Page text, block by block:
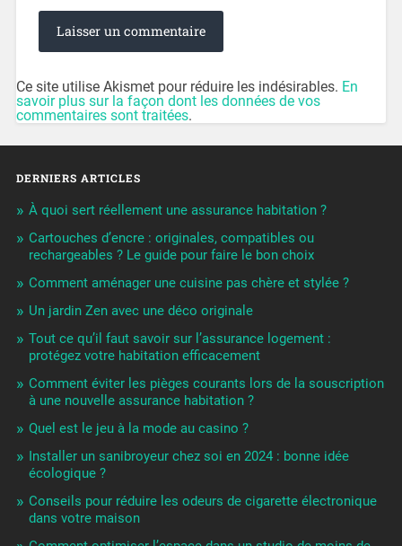
Ce site utilise Akismet pour réduire les indésirables. En
savoir plus sur la façon dont les données de vos
commentaires sont traitées.
DERNIERS ARTICLES
À quoi sert réellement une assurance habitation ?
Cartouches d’encre : originales, compatibles ou
rechargeables ? Le guide pour faire le bon choix
Comment aménager une cuisine pas chère et stylée ?
Un jardin Zen avec une déco originale
Tout ce qu’il faut savoir sur l’assurance logement :
protégez votre habitation efficacement
Comment éviter les pièges courants lors de la souscription
à une nouvelle assurance habitation ?
Quel est le jeu à la mode au casino ?
Installer un sanibroyeur chez soi en 2024 : bonne idée
écologique ?
Conseils pour réduire les odeurs de cigarette électronique
dans votre maison